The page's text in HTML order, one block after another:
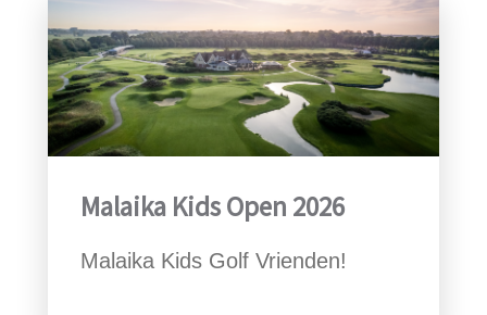
Malaika Kids Open 2026
Malaika Kids Golf Vrienden!